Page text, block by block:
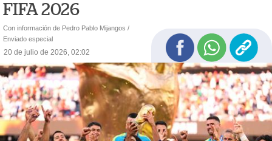
FIFA 2026
Con información de Pedro Pablo Mijangos /
Enviado especial
20 de julio de 2026, 02:02